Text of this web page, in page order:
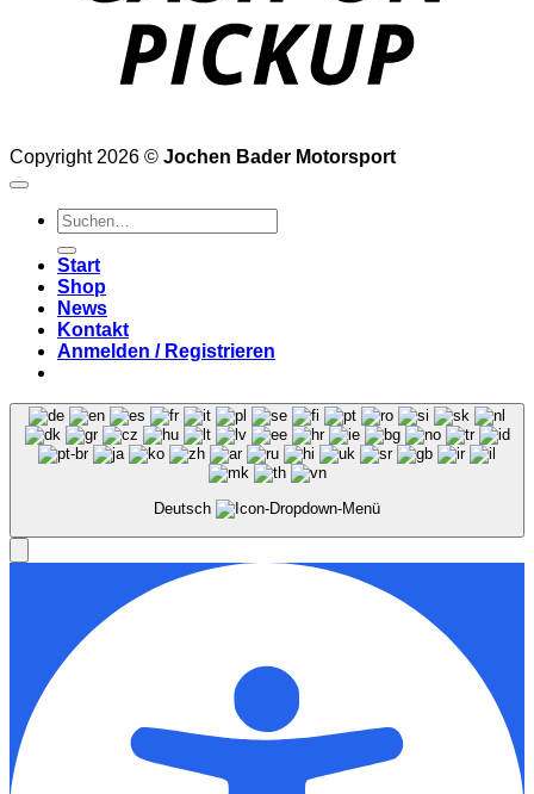
Copyright 2026 © Jochen Bader Motorsport
Suchen
nach:
Start
Shop
News
Kontakt
Anmelden / Registrieren
Deutsch